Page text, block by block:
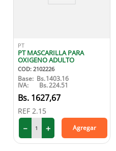
PT
PT MASCARILLA PARA
OXIGENO ADULTO
COD: 2102226
Base: Bs.1403.16
IVA: Bs.224.51
1627,67
REF 2.15
＋
－ Agregar